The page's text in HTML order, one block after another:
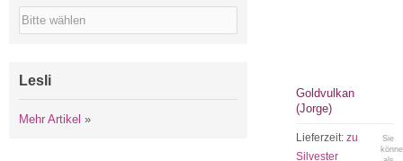
Goldvulkan
(Jorge)
Lieferzeit:zu
Silvester
Sie
Lesli
Mehr Artikel »